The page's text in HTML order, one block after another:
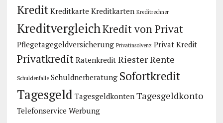
Kredit Kreditkarte Kreditkarten Kreditrechner
KreditvergleichKredit von Privat
Pflegetagegeldversicherung Privatinsolvenz Privat Kredit
Privatkredit Ratenkredit Riester Rente
Schuldenfalle Schuldnerberatung Sofortkredit
Tagesgeld Tagesgeldkonten Tagesgeldkonto
Telefonservice Werbung